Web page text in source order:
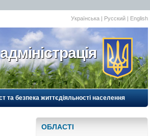
Українська | Русский | English
та безпека життєдіяльності населення
ОБЛАСТI